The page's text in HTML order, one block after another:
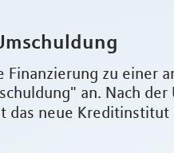
zu einer
an. Nach
das neue